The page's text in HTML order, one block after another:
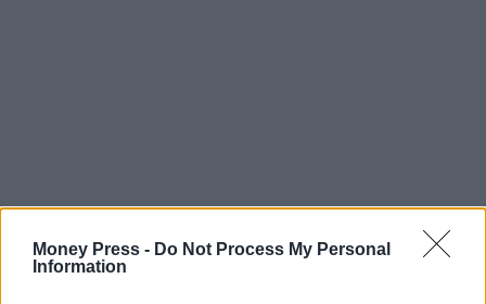
Money Press - Do Not Process My Personal
Information